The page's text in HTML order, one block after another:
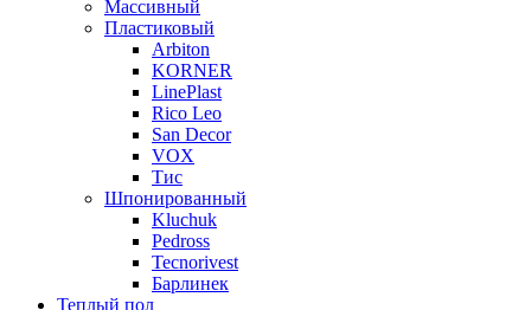
Массивный
Пластиковый
Arbiton
KORNER
LinePlast
Rico Leo
San Decor
VOX
Тис
Шпонированный
Kluchuk
Pedross
Tecnorivest
Барлинек
Теплый пол